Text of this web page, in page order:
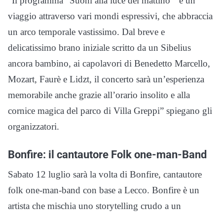
viaggio attraverso vari mondi espressivi, che abbraccia
un arco temporale vastissimo. Dal breve e
delicatissimo brano iniziale scritto da un Sibelius
ancora bambino, ai capolavori di Benedetto Marcello,
Mozart, Faurè e Lidzt, il concerto sarà un’esperienza
memorabile anche grazie all’orario insolito e alla
cornice magica del parco di Villa Greppi” spiegano gli
organizzatori.
Bonfire: il cantautore Folk one-man-Band
Sabato 12 luglio sarà la volta di Bonfire, cantautore
folk one-man-band con base a Lecco. Bonfire è un
artista che mischia uno storytelling crudo a un